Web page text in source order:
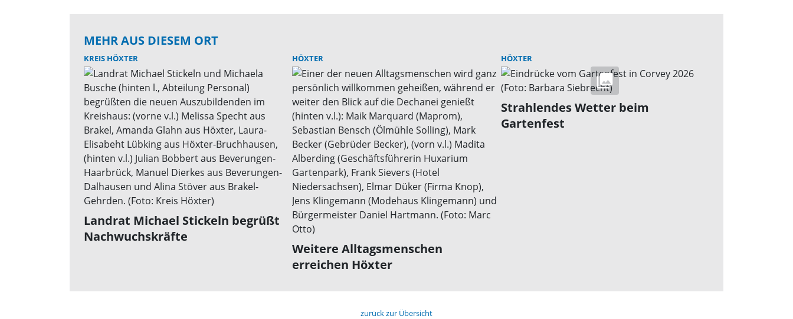
MEHR AUS DIESEM ORT
KREIS HÖXTER
Landrat Michael Stickeln begrüßt
Nachwuchskräfte
HÖXTER
Weitere Alltagsmenschen
erreichen Höxter
HÖXTER
Strahlendes Wetter beim
Gartenfest
zurück zur Übersicht